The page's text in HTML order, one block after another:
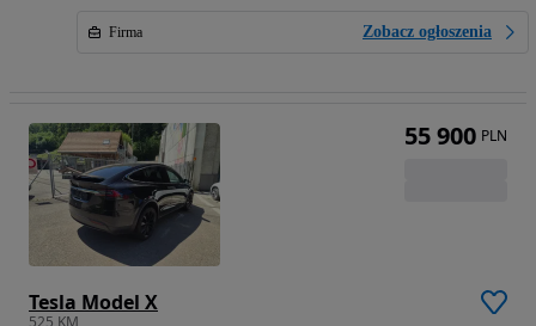
Firma Zobacz ogłoszenia
Tesla Model X
55 900 PLN